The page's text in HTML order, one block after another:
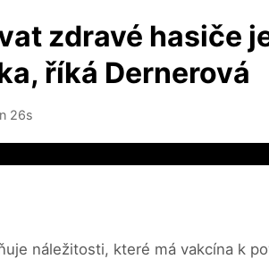
zdravé hasiče
říká Dernerová
26s
náležitosti, které má vakcína k